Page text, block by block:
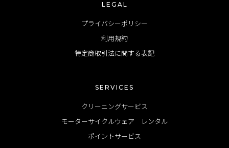
LEGAL
プライバシーポリシー
利用規約
特定商取引法に関する表記
SERVICES
クリーニングサービス
モーターサイクルウェア レンタル
ポイントサービス